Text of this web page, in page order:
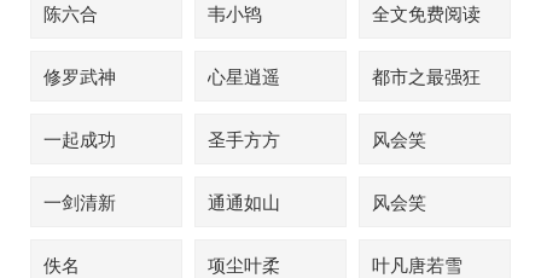
陈六合 韦小鸨 全文免费阅读
修罗武神 心星逍遥
都市之最强狂
一起成功
圣手方方 风会笑
一剑清新 通通如山 风会笑
佚名 项尘叶柔 叶凡唐若雪